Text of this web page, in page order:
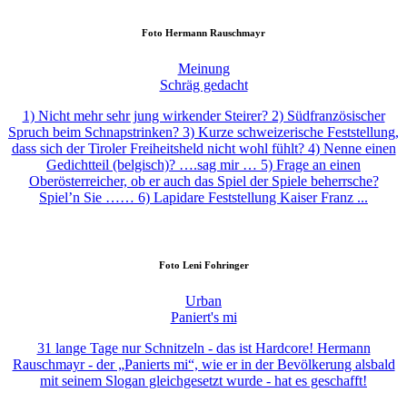
Foto Hermann Rauschmayr
Meinung
Schräg gedacht
1) Nicht mehr sehr jung wirkender Steirer? 2) Südfranzösischer
Spruch beim Schnapstrinken? 3) Kurze schweizerische Feststellung,
dass sich der Tiroler Freiheitsheld nicht wohl fühlt? 4) Nenne einen
Gedichtteil (belgisch)? ….sag mir … 5) Frage an einen
Oberösterreicher, ob er auch das Spiel der Spiele beherrsche?
Spiel’n Sie …… 6) Lapidare Feststellung Kaiser Franz ...
Foto Leni Fohringer
Urban
Paniert's mi
31 lange Tage nur Schnitzeln - das ist Hardcore! Hermann
Rauschmayr - der „Panierts mi“, wie er in der Bevölkerung alsbald
mit seinem Slogan gleichgesetzt wurde - hat es geschafft!